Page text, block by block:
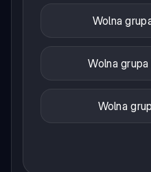
Wolna
Wolna
Wolna